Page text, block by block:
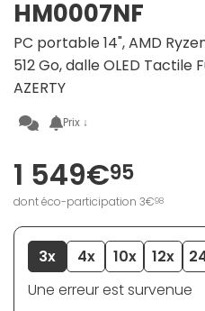
HM0007NF
PC portable 14", AMD
512 Go, dalle OLED Tactile
AZERTY
Prix ↓
1 549€95
dont éco-participation 3€98
3x 4x 10x 12x
Une erreur est survenue